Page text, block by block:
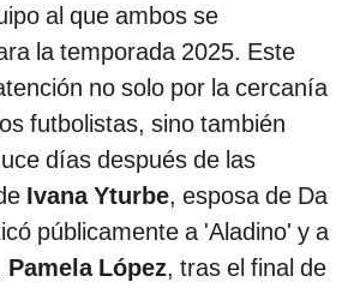
al que ambos se
la temporada 2025. Este
no solo por la cercanía
futbolistas, sino también
días después de las
Ivana Yturbe, esposa de Da
públicamente a 'Aladino' y a
Pamela López, tras el final de